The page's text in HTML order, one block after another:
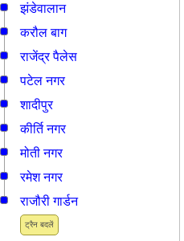
झंडेवालान
करौल बाग
राजेंद्र पैलेस
पटेल नगर
शादीपुर
कीर्ति नगर
मोती नगर
रमेश नगर
ट्रैन बदलें
राजौरी गार्डन